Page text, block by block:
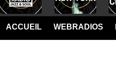
ACCUEIL WEBRADIOS